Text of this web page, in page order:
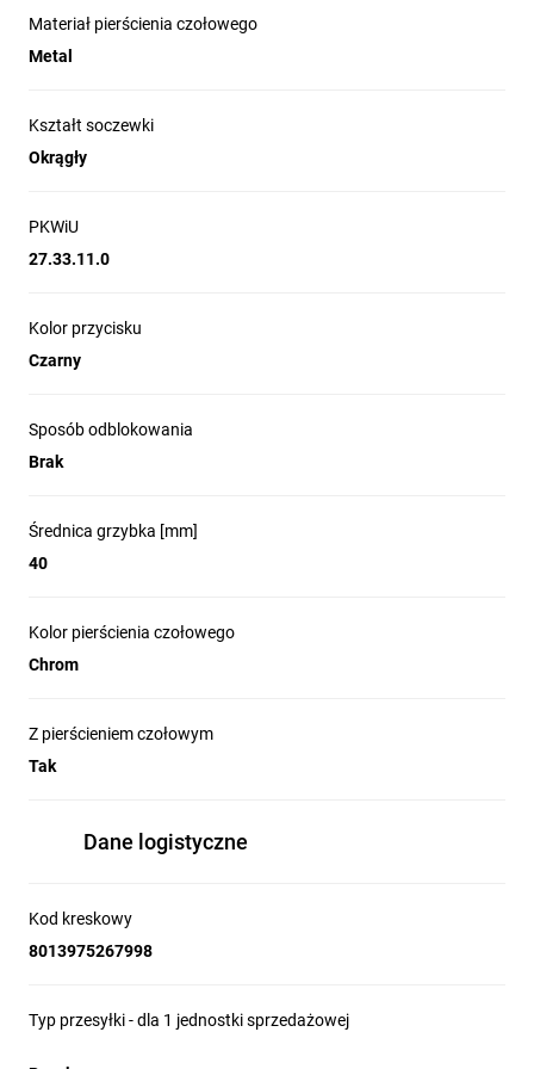
• stała kontrola prawidłowego zamontowania (adaptera i
NC
• rozwarcie układu w przypadku różnych usterek (np.
silnymi wibracjami lub wstrząsem).
Materiał pierścienia czołowego
Metal
Kształt soczewki
Okrągły
PKWiU
27.33.11.0
Kolor przycisku
Czarny
Sposób odblokowania
Brak
Średnica grzybka [mm]
40
Kolor pierścienia czołowego
Chrom
Z pierścieniem czołowym
Tak
Dane logistyczne
Kod kreskowy
8013975267998
Typ przesyłki - dla 1 jednostki sprzedażowej